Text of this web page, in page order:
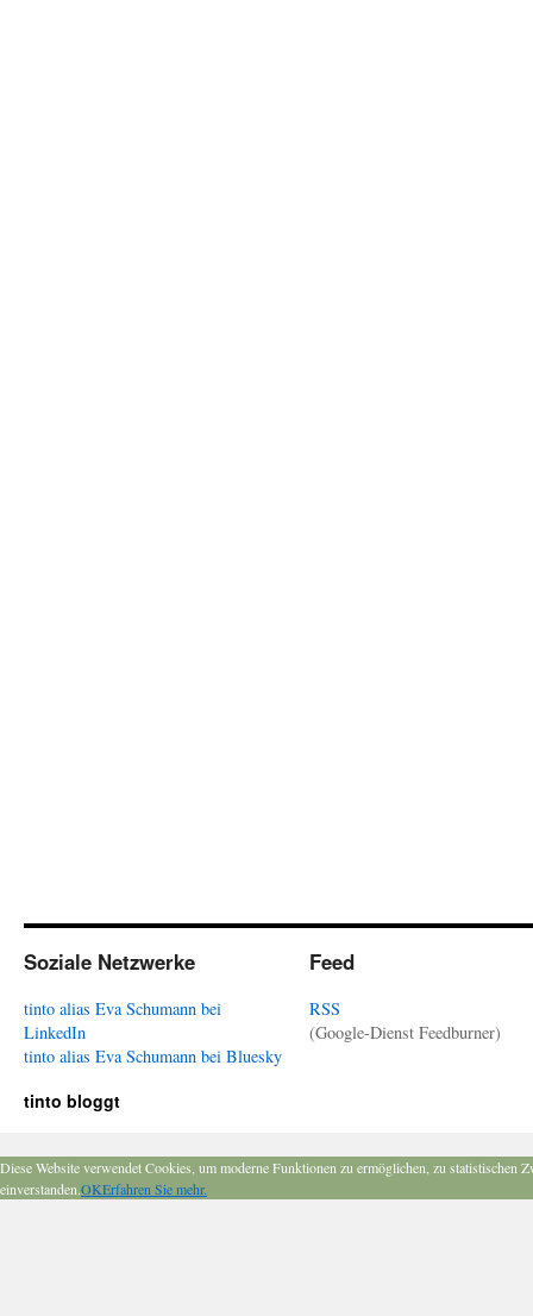
Soziale Netzwerke
tinto alias Eva Schumann bei
LinkedIn
tinto alias Eva Schumann bei Bluesky
Feed
RSS
(Google-Dienst Feedburner)
tinto bloggt
Diese Website verwendet Cookies, um moderne Funktionen zu ermöglichen, zu
einverstanden.OKErfahren Sie mehr.